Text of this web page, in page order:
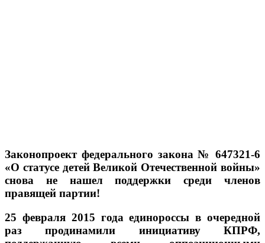
Законопроект федерального закона № 647321-6
«О статусе детей Великой Отечественной войны»
снова не нашел поддержки среди членов
правящей партии!
25 февраля 2015 года единороссы в очередной
раз продинамили инициативу КПРФ,